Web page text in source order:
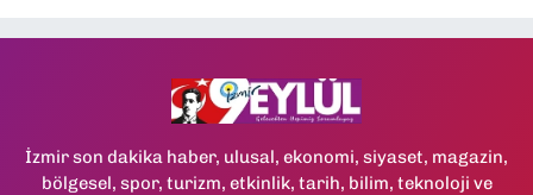
İzmir son dakika haber, ulusal, ekonomi, siyaset, magazin,
bölgesel, spor, turizm, etkinlik, tarih, bilim, teknoloji ve